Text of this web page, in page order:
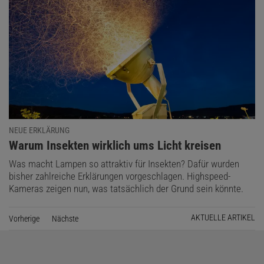
NEUE ERKLÄRUNG
:
Warum Insekten wirklich ums Licht kreisen
Was macht Lampen so attraktiv für Insekten? Dafür wurden
bisher zahlreiche Erklärungen vorgeschlagen. Highspeed-
Kameras zeigen nun, was tatsächlich der Grund sein könnte.
Vorherige SeiteNächste AKTUELLE ARTIKEL